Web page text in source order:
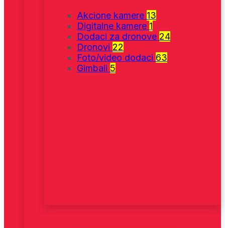
Akcione kamere 13
Digitalne kamere 1
Dodaci za dronove 24
Dronovi 22
Foto/video dodaci 63
Gimbali 5